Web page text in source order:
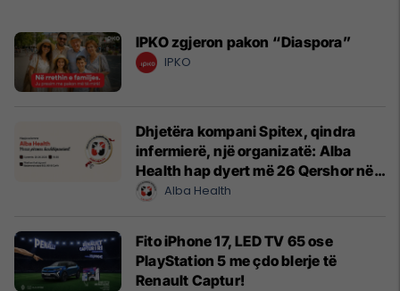
IPKO zgjeron pakon “Diaspora”
IPKO
Dhjetëra kompani Spitex, qindra
infermierë, një organizatë: Alba
Health hap dyert më 26 Qershor në
CyrihAlba Health
Fito iPhone 17, LED TV 65 ose
PlayStation 5 me çdo blerje të
Renault Captur!